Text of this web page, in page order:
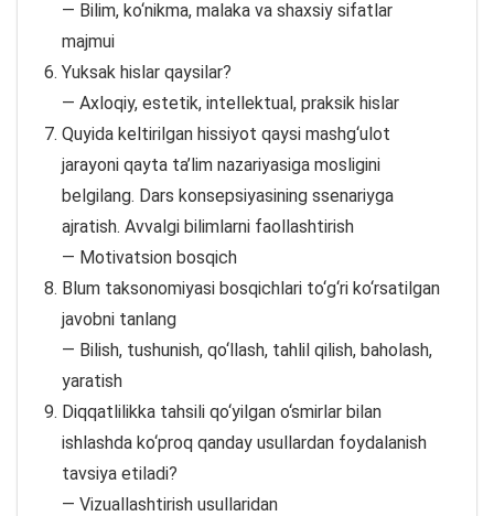
— Bilim, ko‘nikma, malaka va shaxsiy sifatlar
majmui
Yuksak hislar qaysilar?
— Axloqiy, estetik, intellektual, praksik hislar
Quyida keltirilgan hissiyot qaysi mashg‘ulot
jarayoni qayta ta’lim nazariyasiga mosligini
belgilang. Dars konsepsiyasining ssenariyga
ajratish. Avvalgi bilimlarni faollashtirish
— Motivatsion bosqich
Blum taksonomiyasi bosqichlari to‘g‘ri ko‘rsatilgan
javobni tanlang
— Bilish, tushunish, qo‘llash, tahlil qilish, baholash,
yaratish
Diqqatlilikka tahsili qo‘yilgan o‘smirlar bilan
ishlashda ko‘proq qanday usullardan foydalanish
tavsiya etiladi?
— Vizuallashtirish usullaridan